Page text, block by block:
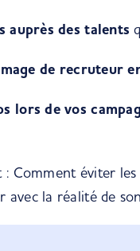
auprès des talents
de recruteur
lors de vos
: Comment éviter
avec la réalité de